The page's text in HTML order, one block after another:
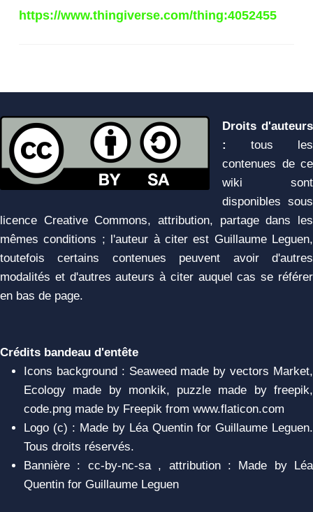
https://www.thingiverse.com/thing:4052455
Droits d'auteurs
:
tous les
contenues de ce
wiki sont
disponibles sous
licence Creative Commons, attribution, partage dans les
mêmes conditions ; l'auteur à citer est Guillaume Leguen,
toutefois certains contenues peuvent avoir d'autres
modalités et d'autres auteurs à citer auquel cas se référer
en bas de page.
Crédits bandeau d'entête
Icons background : Seaweed made by vectors Market,
Ecology made by monkik, puzzle made by freepik,
code.png made by Freepik from www.flaticon.com
Logo (c) : Made by Léa Quentin for Guillaume Leguen.
Tous droits réservés.
Bannière : cc-by-nc-sa , attribution : Made by Léa
Quentin for Guillaume Leguen